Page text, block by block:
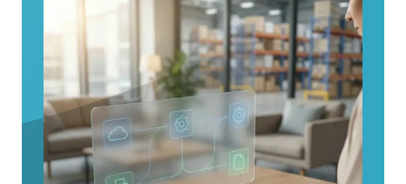
Explore
a
automação
de
impressão